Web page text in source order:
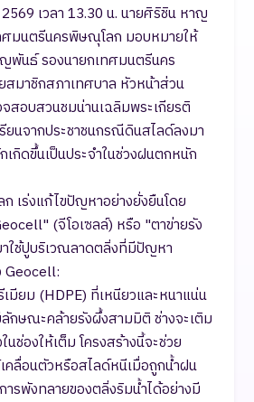
เวลา 13.30 น. นายศิริชิน หาญ
มนตรีนครพิษณุโลก มอบหมายให้
พันธ์ รองนายกเทศมนตรีนคร
มาชิกสภาเทศบาล หัวหน้าส่วน
สอบสวนชมน่านเฉลิมพระเกียรติ
ยนจากประชาชนกรณีดินสไลด์ลงมา
เกิดขึ้นเป็นประจำในช่วงฝนตกหนัก
เร่งแก้ไขปัญหาอย่างยั่งยืนโดย
(จีโอเซลล์) หรือ "ตาข่ายรัง
ใช้ปูบริเวณลาดตลิ่งที่มีปัญหา
Geocell:
มียม (HDPE) ที่เหนียวและหนาแน่น
กษณะคล้ายรังผึ้งสามมิติ ช่างจะเติม
ช่องให้เต็ม โครงสร้างนี้จะช่วย
คลื่อนตัวหรือสไลด์หนีเมื่อถูกน้ำฝน
ารพังทลายของตลิ่งริมน้ำได้อย่างมี